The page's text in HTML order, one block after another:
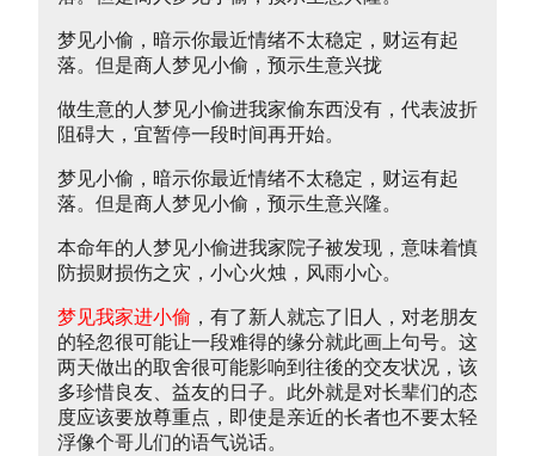
梦见小偷，暗示你最近情绪不太稳定，财运有起
落。但是商人梦见小偷，预示生意兴拢
做生意的人梦见小偷进我家偷东西没有，代表波折
阻碍大，宜暂停一段时间再开始。
梦见小偷，暗示你最近情绪不太稳定，财运有起
落。但是商人梦见小偷，预示生意兴隆。
本命年的人梦见小偷进我家院子被发现，意味着慎
防损财损伤之灾，小心火烛，风雨小心。
梦见我家进小偷 ，有了新人就忘了旧人，对老朋友
的轻忽很可能让一段难得的缘分就此画上句号。这
两天做出的取舍很可能影响到往後的交友状况，该
多珍惜良友、益友的日子。此外就是对长辈们的态
度应该要放尊重点，即使是亲近的长者也不要太轻
浮像个哥儿们的语气说话。